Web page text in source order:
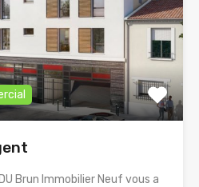
Brun Immobilier Neuf vous a